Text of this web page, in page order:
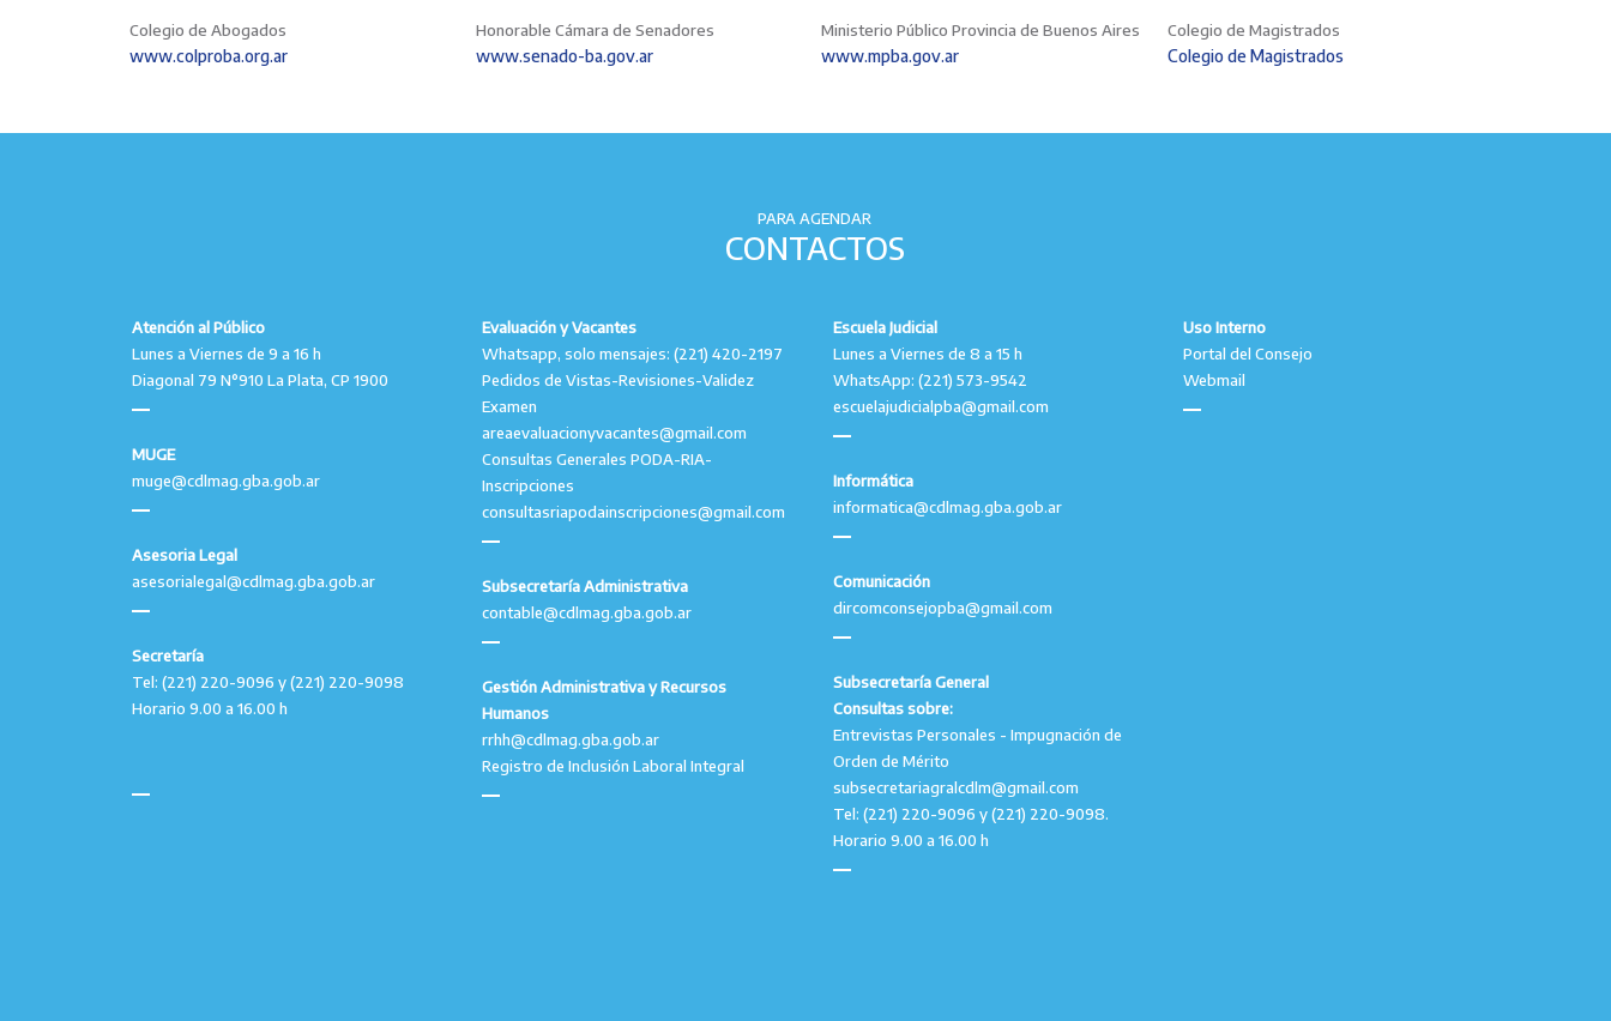
Colegio de Abogados
www.colproba.org.ar
Honorable Cámara de Senadores
www.senado-ba.gov.ar
Ministerio Público Provincia de Buenos Aires
www.mpba.gov.ar
Colegio de Magistrados
Colegio de Magistrados
PARA AGENDAR
CONTACTOS
Atención al Público
Lunes a Viernes de 9 a 16 h
Diagonal 79 N°910 La Plata, CP 1900
MUGE
muge@cdlmag.gba.gob.ar
Asesoria Legal
asesorialegal@cdlmag.gba.gob.ar
Secretaría
Tel: (221) 220-9096 y (221) 220-9098
Horario 9.00 a 16.00 h
Evaluación y Vacantes
Whatsapp, solo mensajes: (221) 420-2197
Pedidos de Vistas-Revisiones-Validez
Examen
areaevaluacionyvacantes@gmail.com
Consultas Generales PODA-RIA-
Inscripciones
consultasriapodainscripciones@gmail.com
Subsecretaría Administrativa
contable@cdlmag.gba.gob.ar
Gestión Administrativa y Recursos
Humanos
rrhh@cdlmag.gba.gob.ar
Registro de Inclusión Laboral Integral
Escuela Judicial
Lunes a Viernes de 8 a 15 h
WhatsApp: (221) 573-9542
escuelajudicialpba@gmail.com
Informática
informatica@cdlmag.gba.gob.ar
Comunicación
dircomconsejopba@gmail.com
Subsecretaría General
Consultas sobre:
Entrevistas Personales - Impugnación de
Orden de Mérito
subsecretariagralcdlm@gmail.com
Tel: (221) 220-9096 y (221) 220-9098.
Horario 9.00 a 16.00 h
Uso Interno
Portal del Consejo
Webmail